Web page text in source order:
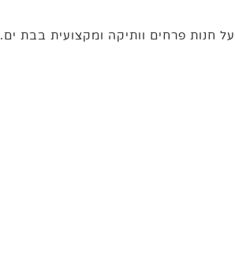
חנות פרחים וותיקה ומקצועית בבת ים.